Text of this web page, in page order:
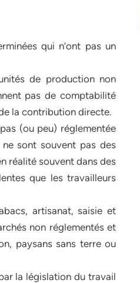
qui n’ont pas un
de production non
pas de comptabilité
la contribution directe.
(ou peu) réglementée
sont souvent pas des
réalité souvent dans des
que les travailleurs
artisanat, saisie et
non réglementés et
paysans sans terre ou
la législation du travail